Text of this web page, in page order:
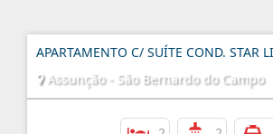
APARTAMENTO C/ SUÍTE COND. STAR
Assunção - São Bernardo do Campo